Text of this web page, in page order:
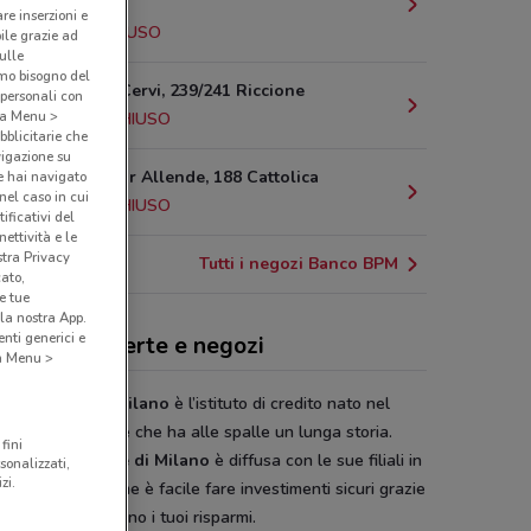
9.8 km
CHIUSO
Corso F.lli Cervi, 239/241 Riccione
10.5 km
CHIUSO
Via Salvador Allende, 188 Cattolica
17.7 km
CHIUSO
Tutti i negozi Banco BPM
BPM, offerte e negozi
Popolare di Milano è l’istituto di credito nato nel
lombardo e che ha alle spalle un lunga storia.
Banca Popolare di Milano è diffusa con le sue filiali in
Scopri come è facile fare investimenti sicuri grazie
che seguono i tuoi risparmi.
inserzioni e
grazie ad
bisogno del
con
Menu >
che
su
hai navigato
caso in cui
del
e le
Privacy
tue
nostra App.
generici e
Menu >
fini